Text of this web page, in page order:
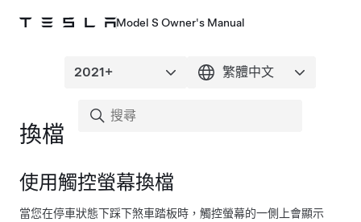
Model S Owner's Manual
換檔
使用觸控螢幕換檔
當您在停車狀態下踩下煞車踏板時，觸控螢幕的一側上會顯示